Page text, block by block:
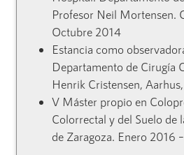
Profesor Neil Mortensen.
Octubre 2014
Estancia como
Departamento de Cirugía
Henrik Cristensen,
V Máster propio en
Colorrectal y del Suelo de
de Zaragoza. Enero 2016